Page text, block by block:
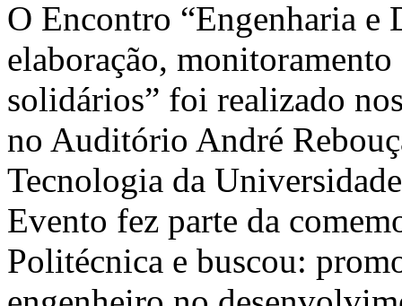
O Encontro “Engenharia
elaboração,
solidários” foi realizado
no Auditório André
Tecnologia da
Evento fez parte da
Politécnica e buscou: